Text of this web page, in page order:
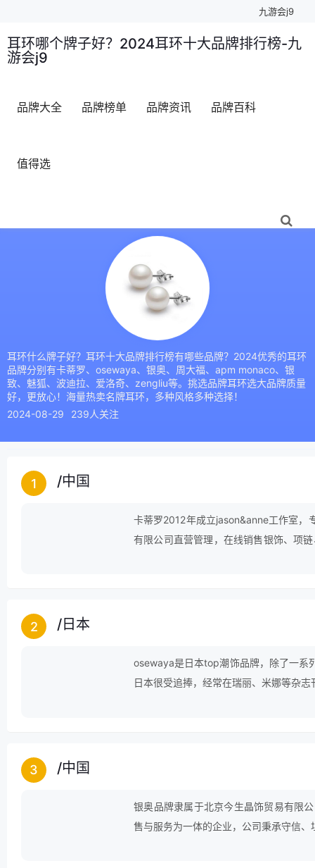
九游会j9
耳环哪个牌子好？2024耳环十大品牌排行榜-九
游会j9
品牌大全 品牌榜单 品牌资讯 品牌百科
值得选
耳环什么牌子好？耳环十大品牌排行榜有哪些品牌？2024优秀的耳环
品牌分别有卡蒂罗、osewaya、银奥、周大福、apm monaco、银
致、魅狐、波迪拉、爱洛奇、zengliu等。挑选品牌耳环选大品牌质量
好，更放心！海量热卖名牌耳环，多种风格多种选择！
2024-08-29
239人关注
1 /中国
卡蒂罗2012年成立jason&anne工作室，
有限公司直营管理，在线销售银饰、项
2 / 日本
osewaya是日本top潮饰品牌，除了一系
日本很受追捧，经常在瑞丽、米娜等杂
3 /中国
银奥品牌隶属于北京今生晶饰贸易有限
售与服务为一体的企业，公司秉承守信